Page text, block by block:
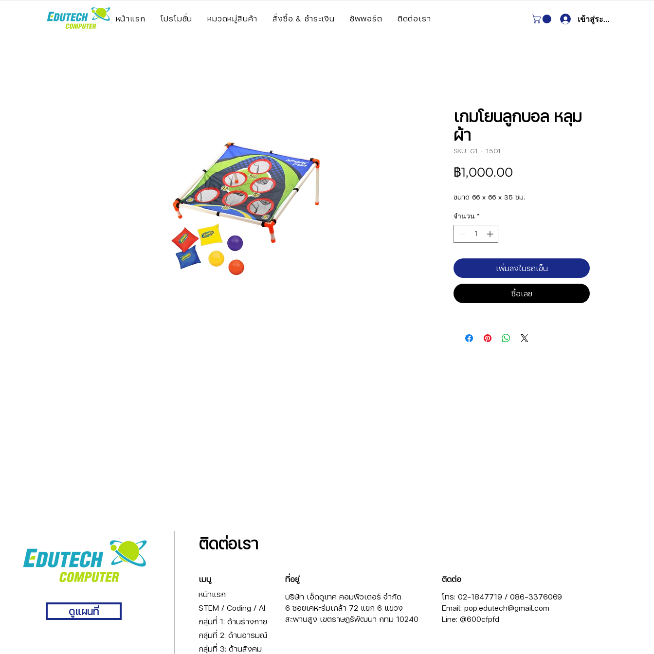
หน้าแรก โปรโมชั่น หมวดหมู่สินค้า สั่งซื้อ & ชำระเงิน ซัพพอร์ต ติดต่อเรา เข้าสู่ระบบ
เกมโยนลูกบอล หลุม
ผ้า
SKU: G1 - 1501
฿1,000.00
ขนาด 66 x 66 x 35 ซม.
จำนวน *
เพิ่มลงในรถเข็น
ซื้อเลย
ติดต่อเรา
ดูแผนที่
เมนู
หน้าแรก
STEM / Coding / AI
กลุ่มที่ 1: ด้านร่างกาย
กลุ่มที่ 2: ด้านอารมณ์
กลุ่มที่ 3: ด้านสังคม
ที่อยู่
บริษัท เอ็ดดูเทค คอมพิวเตอร์ จำกัด
6 ซอยเคหะร่มเกล้า 72 แยก 6 แขวง
สะพานสูง เขตราษฎร์พัฒนา กทม 10240
ติดต่อ
โทร: 02-1847719 / 086-3376069
Email: pop.edutech@gmail.com
Line: @600cfpfd